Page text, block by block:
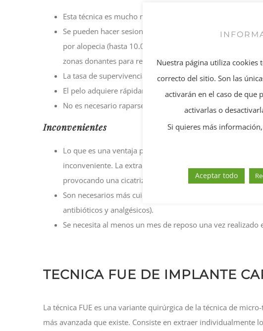
Esta técnica es mucho más barata que la técnica FUE (casi
Se pueden hacer sesiones muy largas, ya que se pueden
por alopecia (hasta 10.000 pelos en un día), pero para ello
zonas donantes para realizar el implante.
La tasa de supervivencia de los folículos es mayor ya
El pelo adquiere rápidamente densidad en la zona
No es necesario raparse la cabeza.
Inconvenientes
Lo que es una ventaja para la supervivencia de un mayor
inconveniente. La extracción se realiza tomando más
provocando una cicatriz mayor.
Son necesarios más cuidados tras la intervención, ya que
antibióticos y analgésicos).
Se necesita al menos un mes de reposo una vez realizado
TECNICA FUE DE IMPLANTE
La técnica FUE es una variante quirúrgica de la técnica de
más avanzada que existe. Consiste en extraer individualmente
Nuestra página utiliza cookies
correcto del sitio. Son las
activarán en el caso de que
activarlas o
Si quieres más
Aceptar todo